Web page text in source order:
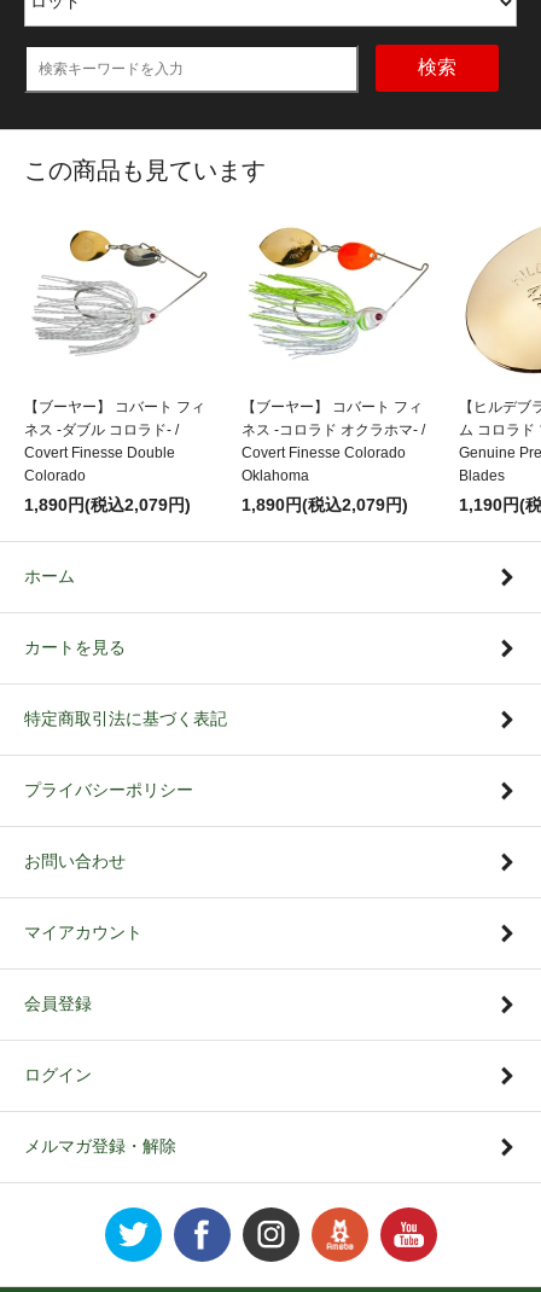
検索
この商品も見ています
【ブーヤー】 コバート フィ
ネス -ダブル コロラド- /
Covert Finesse Double
Colorado
1,890円(税込2,079円)
【ブーヤー】 コバート フィ
ネス -コロラド オクラホマ- /
Covert Finesse Colorado
Oklahoma
1,890円(税込2,079円)
【ヒルデブ
ム コロラド
Genuine
Blades
1,190円(
ホーム
カートを見る
特定商取引法に基づく表記
プライバシーポリシー
お問い合わせ
マイアカウント
会員登録
ログイン
メルマガ登録・解除